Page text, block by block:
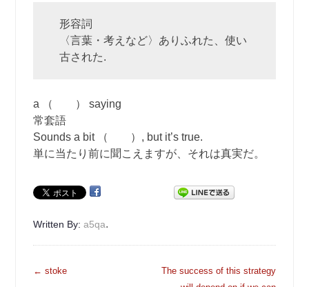
形容詞
〈言葉・考えなど〉ありふれた、使い
古された.
a （ ） saying
常套語
Sounds a bit （ ）, but it’s true.
単に当たり前に聞こえますが、それは真実だ。
Written By:a5qa.
投
← stoke
The success of this strategy